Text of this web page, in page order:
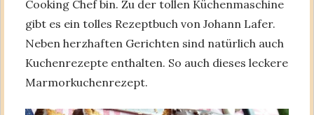
Cooking Chef bin. Zu der tollen Küchenmaschine
gibt es ein tolles Rezeptbuch von Johann Lafer.
Neben herzhaften Gerichten sind natürlich auch
Kuchenrezepte enthalten. So auch dieses leckere
Marmorkuchenrezept.